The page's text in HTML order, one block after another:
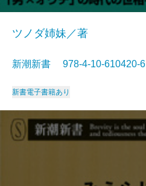
ツノダ姉妹／著
新潮新書 978-4-10-
新書電子書籍あり